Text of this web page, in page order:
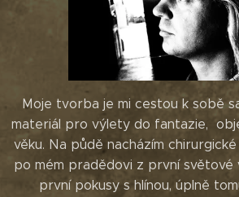
Moje tvorba je mi cestou k sobě
materiál pro výlety do fantazie,
věku. Na půdě nacházím
po mém pradědovi z první světové
první pokusy s hlínou, úplně